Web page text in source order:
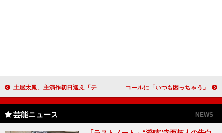
土屋太鳳、主演作初日迎え「テイクオフ」宣言 万感の思い伝わらず間宮祥太朗が通訳 ミュージカル「デスノート」、キャスト復帰で意気込み 小池徹平は“宿敵”からのラブコールに「いつも困っちゃう」
芸能ニュース NEWS